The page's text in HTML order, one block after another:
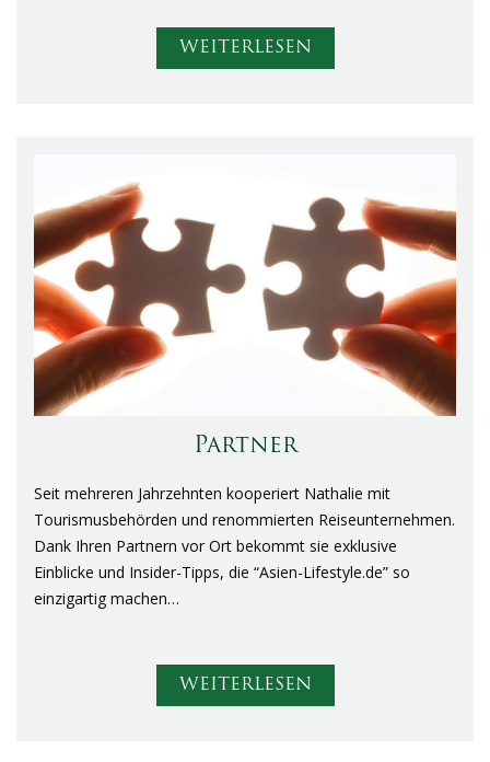
WEITERLESEN
Partner
Seit mehreren Jahrzehnten kooperiert Nathalie mit
Tourismusbehörden und renommierten Reiseunternehmen.
Dank Ihren Partnern vor Ort bekommt sie exklusive
Einblicke und Insider-Tipps, die “Asien-Lifestyle.de” so
einzigartig machen…
WEITERLESEN